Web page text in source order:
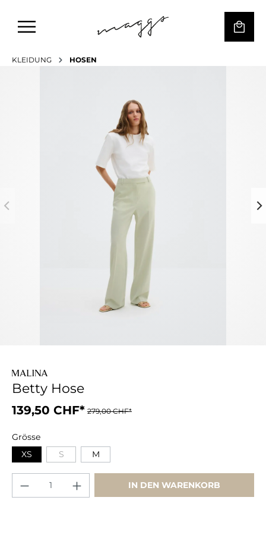
KLEIDUNG HOSEN
Betty Hose
139,50 CHF* 279,00 CHF*
Grösse
XS
S M
IN DEN WARENKORB